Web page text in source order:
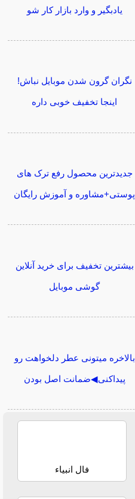
یادبگیر و وارد بازار کار شو
نگران گرون شدن موبایل نباش!
اینجا تخفیف خوبی داره
جدیدترین محصول رفع ترک های
پوستی+مشاوره و آموزش رایگان
بیشترین تخفیف برای خرید آنلاین
گوشی موبایل
بالاخره میتونی عطر دلخواهت رو
پیداکنی◀ضمانت اصل بودن
فال انبیاء